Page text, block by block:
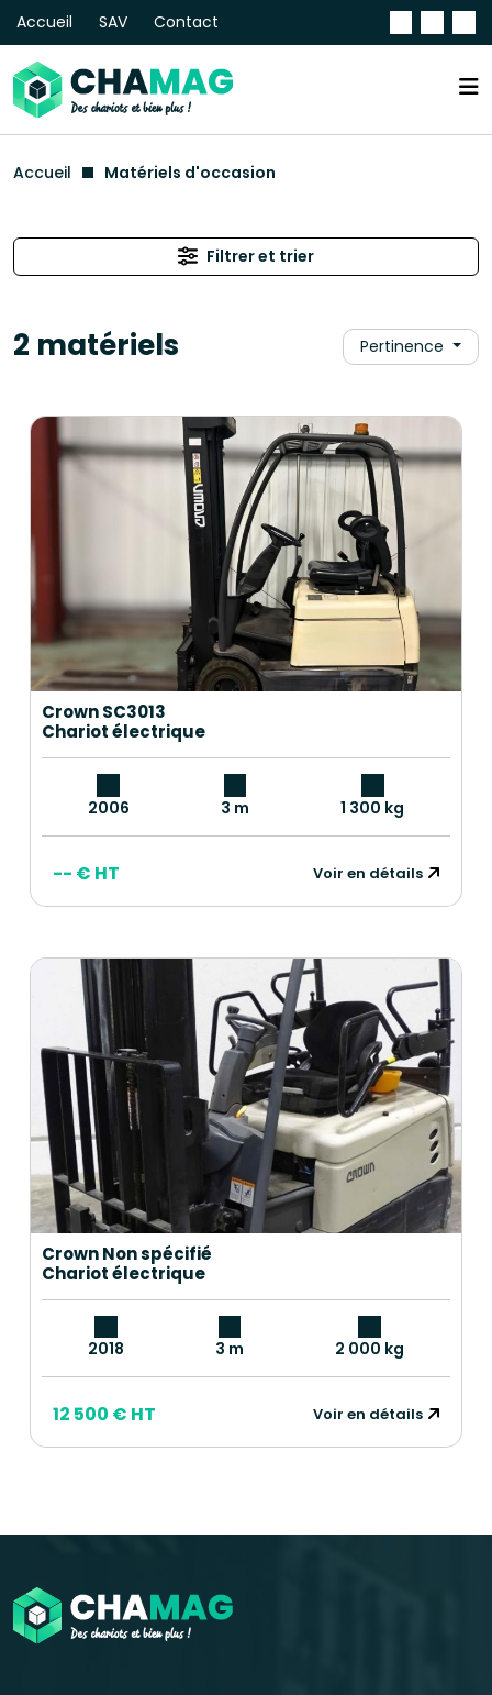
Accueil SAV Contact
Accueil Matériels d'occasion
Filtrer et trier
2 matériels Pertinence
Crown SC3013
Chariot électrique
2006 3 m 1 300 kg
-- € HT Voir en détails
Crown Non spécifié
Chariot électrique
2018 3 m 2 000 kg
12 500 € HT Voir en détails